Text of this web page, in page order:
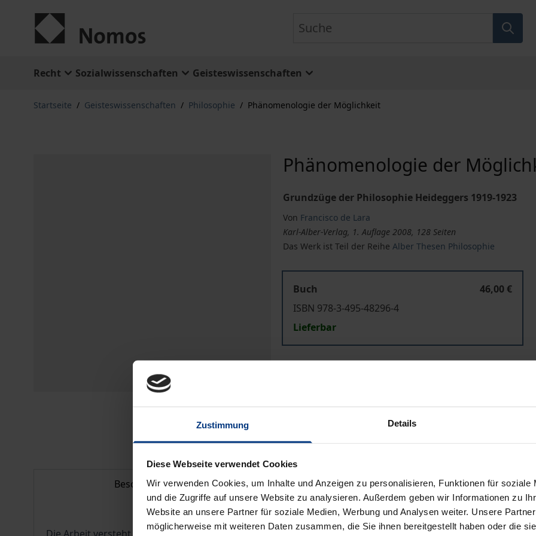
Zustimmung Details
Diese Webseite verwendet Cookies
Wir verwenden Cookies, um Inhalte und Anzeigen zu personalisieren, Funktionen für soziale
und die Zugriffe auf unsere Website zu analysieren. Außerdem geben wir Informationen zu
Website an unsere Partner für soziale Medien, Werbung und Analysen weiter. Unsere
möglicherweise mit weiteren Daten zusammen, die Sie ihnen bereitgestellt haben oder die
Recht Sozialwissenschaften Geisteswissenschaften
Startseite / Geisteswissenschaften / Philosophie / Phänomenologie der Möglichkeit
Phänomenologie der
Grundzüge der Philosophie Heideggers 1919-1923
Von Francisco de Lara
Karl-Alber-Verlag, 1. Auflage 2008, 128 Seiten
Das Werk ist Teil der ReiheAlber Thesen Philosophie
Buch
46,00 €
ISBN 978-3-495-48296-4
Lieferbar
Preisangaben inkl. MwSt. Abhängig von der Lieferadresse
Hinweise zu Versandkosten
Beschreibung Bibliografische Angaben